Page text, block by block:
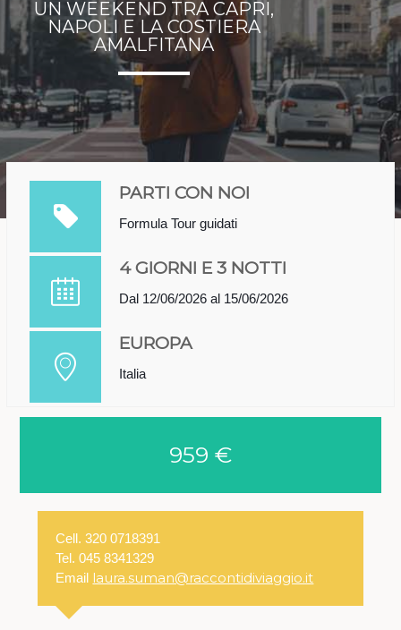
UN WEEKEND TRA CAPRI,
NAPOLI E LA COSTIERA
AMALFITANA
PARTI CON NOI
Formula Tour guidati
4 GIORNI E 3 NOTTI
Dal 12/06/2026 al 15/06/2026
EUROPA
Italia
959 €
Cell. 320 0718391
Tel. 045 8341329
Email laura.suman@raccontidiviaggio.it